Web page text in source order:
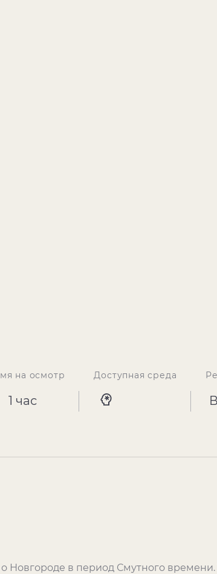
на осмотр
1 час
Доступная среда
о Новгороде в период Смутного